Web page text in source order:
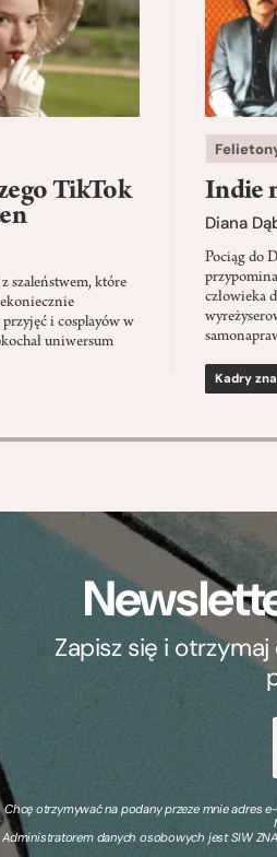
TikTok
szaleństwem, które
i cosplayów w
uniwersum
Indie
Diana
Pociąg do
człowieka
Kadry
Zapisz się i
Chcę otrzymywać na podany przeze mnie adres
Administratorem danych osobowych jest SIW